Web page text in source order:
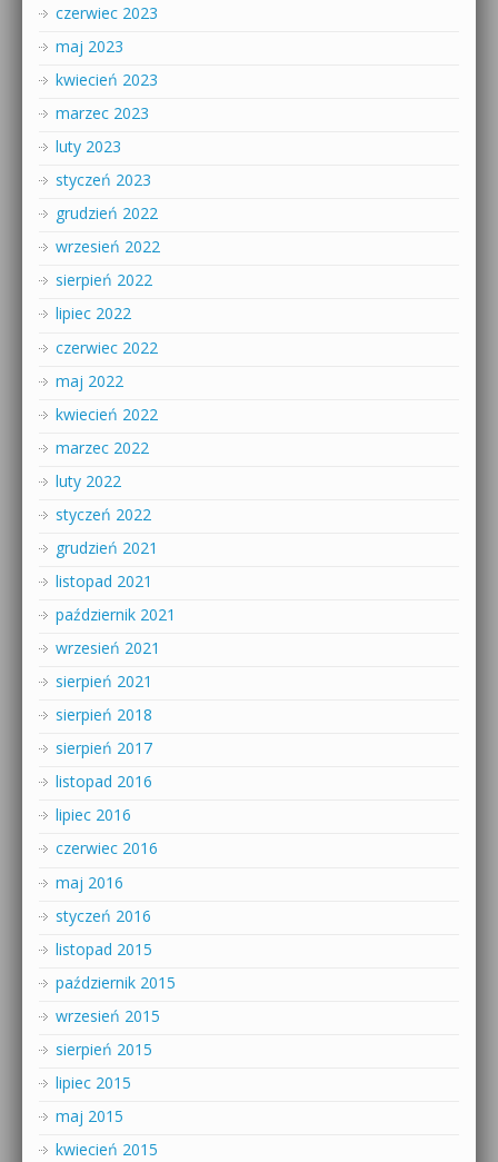
czerwiec 2023
maj 2023
kwiecień 2023
marzec 2023
luty 2023
styczeń 2023
grudzień 2022
wrzesień 2022
sierpień 2022
lipiec 2022
czerwiec 2022
maj 2022
kwiecień 2022
marzec 2022
luty 2022
styczeń 2022
grudzień 2021
listopad 2021
październik 2021
wrzesień 2021
sierpień 2021
sierpień 2018
sierpień 2017
listopad 2016
lipiec 2016
czerwiec 2016
maj 2016
styczeń 2016
listopad 2015
październik 2015
wrzesień 2015
sierpień 2015
lipiec 2015
maj 2015
kwiecień 2015